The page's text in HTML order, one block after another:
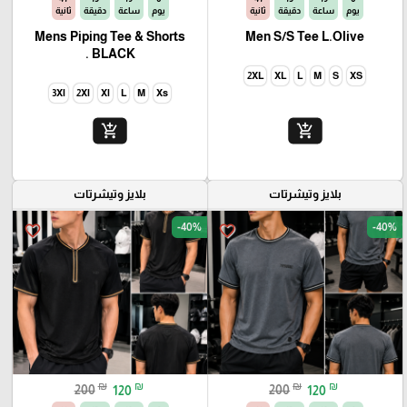
يوم
ساعة
دقيقة
ثانية
Men S/S Tee L.Olive
XS
S
M
L
XL
2XL
add_shopping_cart
يوم
ساعة
دقيقة
ثانية
Mens Piping Tee & Shorts
BLACK .
Xs
M
L
Xl
2Xl
3Xl
add_shopping_cart
بلايز وتيشرتات
favorite_border -40%
200 ₪ 120 ₪
بلايز وتيشرتات
favorite_border -40%
200 ₪ 120 ₪